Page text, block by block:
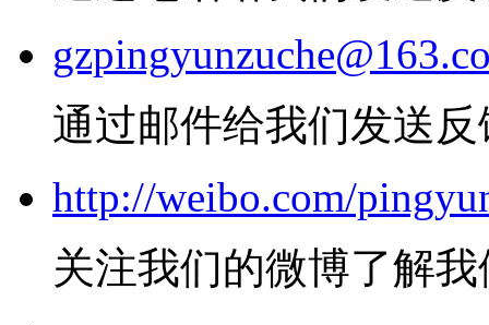
通过邮件给我们发送
http://weibo.com/
关注我们的微博了解